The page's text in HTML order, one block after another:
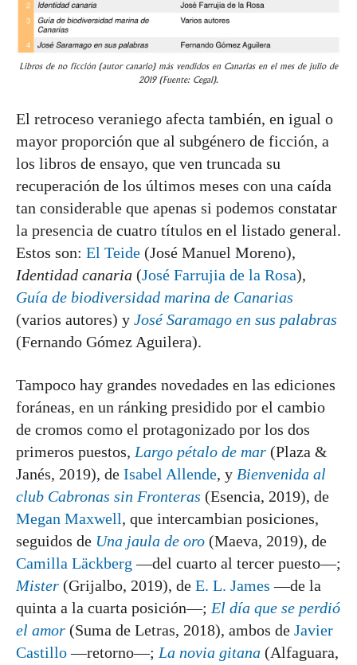
Libros de no ficción (autor canario) más vendidos en Canarias en el mes de julio de
2019 (Fuente: Cegal).
El retroceso veraniego afecta también, en igual o
mayor proporción que al subgénero de ficción, a
los libros de ensayo, que ven truncada su
recuperación de los últimos meses con una caída
tan considerable que apenas si podemos constatar
la presencia de cuatro títulos en el listado general.
Estos son: El Teide (José Manuel Moreno),
Identidad canaria (José Farrujia de la Rosa),
Guía de biodiversidad marina de Canarias
(varios autores) y José Saramago en sus palabras
(Fernando Gómez Aguilera).
Tampoco hay grandes novedades en las ediciones
foráneas, en un ránking presidido por el cambio
de cromos como el protagonizado por los dos
primeros puestos, Largo pétalo de mar (Plaza &
Janés, 2019), de Isabel Allende, y Bienvenida al
club Cabronas sin Fronteras (Esencia, 2019), de
Megan Maxwell, que intercambian posiciones,
seguidos de Una jaula de oro (Maeva, 2019), de
Camilla Läckberg —del cuarto al tercer puesto—;
Mister (Grijalbo, 2019), de E. L. James —de la
quinta a la cuarta posición—; El día que se perdió
el amor (Suma de Letras, 2018), ambos de Javier
Castillo—retorno—; La novia gitana (Alfaguara,